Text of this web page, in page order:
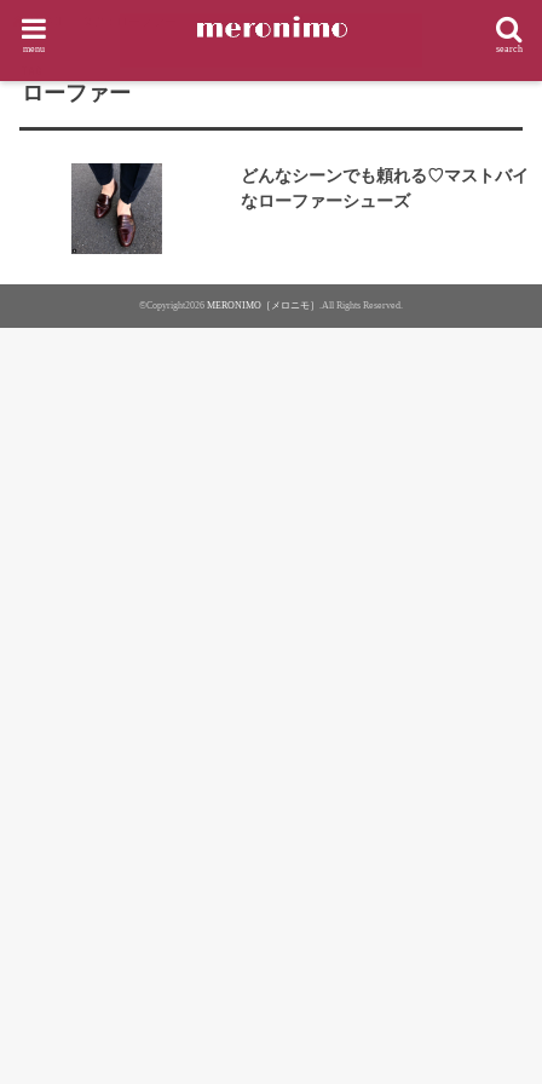
search
menu
HOME
ローファー
どんなシーンでも頼れる♡マストバイ
なローファーシューズ
©Copyright2026 MERONIMO［メロニモ］ .All Rights Reserved.